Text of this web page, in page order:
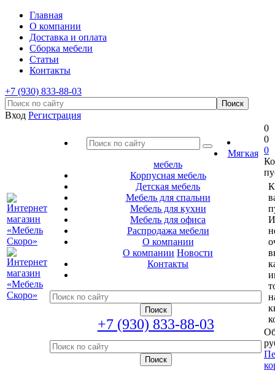
Главная
О компании
Доставка и оплата
Сборка мебели
Статьи
Контакты
+7 (930) 833-88-03
Вход Регистрация
Мягкая
мебель
Корпусная мебель
Детская мебель
Мебель для спальни
Мебель для кухни
Мебель для офиса
Распродажа мебели
О компании
О компании Новости
Контакты
+7 (930) 833-88-03
0
0
0